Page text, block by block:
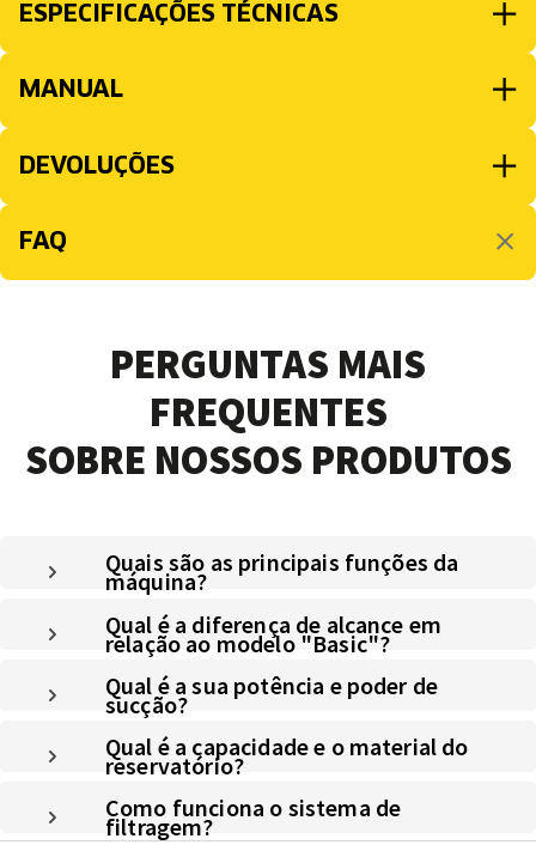
ESPECIFICAÇÕES TÉCNICAS
MANUAL
DEVOLUÇÕES
FAQ
PERGUNTAS MAIS
FREQUENTES
SOBRE NOSSOS PRODUTOS
Quais são as principais funções da
máquina?
Qual é a diferença de alcance em
relação ao modelo "Basic"?
Qual é a sua potência e poder de
sucção?
Qual é a capacidade e o material do
reservatório?
Como funciona o sistema de
filtragem?